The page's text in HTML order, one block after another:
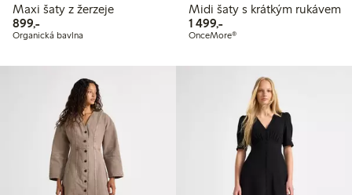
Maxi šaty z žerzeje
899,-899,00 Kč
Organická bavlna
Midi šaty s krátkým rukávem
1 499,-1 499,00 Kč
OnceMore®